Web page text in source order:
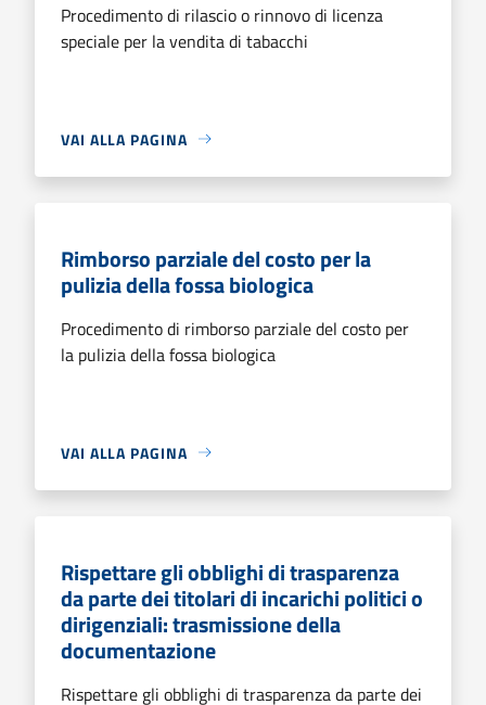
Procedimento di rilascio o rinnovo di licenza
speciale per la vendita di tabacchi
VAI ALLA PAGINA
Rimborso parziale del costo per la
pulizia della fossa biologica
Procedimento di rimborso parziale del costo per
la pulizia della fossa biologica
VAI ALLA PAGINA
Rispettare gli obblighi di trasparenza
da parte dei titolari di incarichi politici o
dirigenziali: trasmissione della
documentazione
Rispettare gli obblighi di trasparenza da parte dei